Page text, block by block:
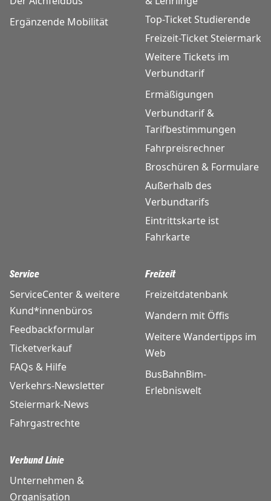
Ergänzende Mobilität
Top-Ticket Studierende
Freizeit-Ticket Steiermark
Weitere Tickets im
Verbundtarif
Ermäßigungen
Verbundtarif &
Tarifbestimmungen
Fahrpreisrechner
Broschüren & Formulare
Außerhalb des
Verbundtarifs
Eintrittskarte ist
Fahrkarte
Service
ServiceCenter & weitere
Kund*innenbüros
Feedbackformular
Ticketverkauf
FAQs & Hilfe
Verkehrs-Newsletter
Steiermark-News
Fahrgastrechte
Freizeit
Freizeitdatenbank
Wandern mit Öffis
Weitere Wandertipps im
Web
BusBahnBim-
Erlebniswelt
Verbund Linie
Unternehmen &
Organisation